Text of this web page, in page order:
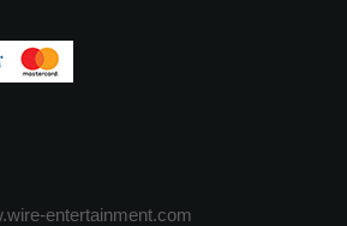
entertainment.com